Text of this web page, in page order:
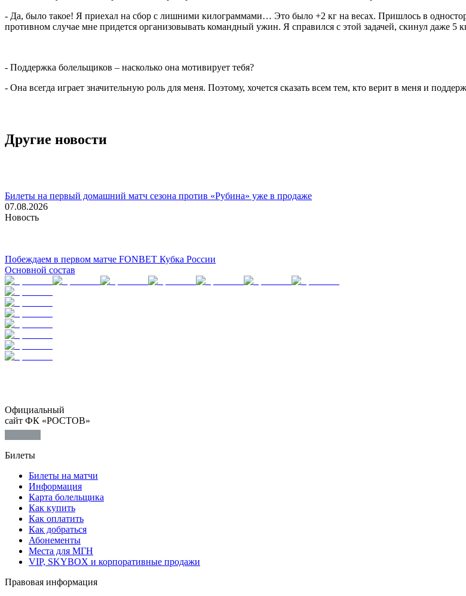
- Да, было такое! Я приехал на сбор с лишними килограммами… Это было +2 кг на весах. Пришлось в
противном случае мне придется организовывать командный ужин. Я справился с этой задачей, скинул даже 5
- Поддержка болельщиков – насколько она мотивирует тебя?
- Она всегда играет значительную роль для меня. Поэтому, хочется сказать всем тем, кто верит в меня и
Другие новости
Билеты на первый домашний матч сезона против «Рубина» уже в продаже
07.08.2026
Новость
Побеждаем в первом матче FONBET Кубка России
Основной состав
Официальный
сайт ФК «РОСТОВ»
Билеты
Билеты на матчи
Информация
Карта болельщика
Как купить
Как оплатить
Как добраться
Абонементы
Места для МГН
VIP, SKYBOX и корпоративные продажи
Правовая информация